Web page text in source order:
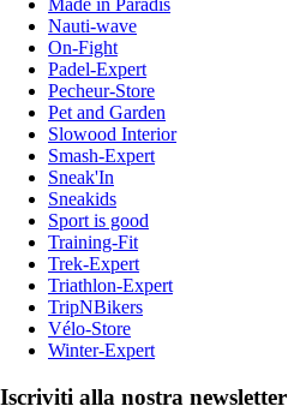
Made in Paradis
Nauti-wave
On-Fight
Padel-Expert
Pecheur-Store
Pet and Garden
Slowood Interior
Smash-Expert
Sneak'In
Sneakids
Sport is good
Training-Fit
Trek-Expert
Triathlon-Expert
TripNBikers
Vélo-Store
Winter-Expert
Iscriviti alla nostra newsletter